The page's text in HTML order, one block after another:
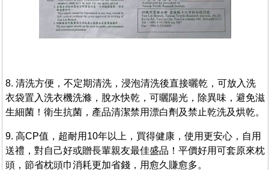
8. 清洗方便，不定期清洗，浸泡清洗後直接曬乾，可放入洗
衣袋置入洗衣機洗滌，脫水快乾，可曬陽光，除異味，避免滋
生細菌！衛生抗菌，產品清潔禁用漂白劑及禁止乾洗及烘乾。
9. 高CP值，超耐用10年以上，買得健康，使用更安心，自用
送禮，對自己好或贈長輩親友最佳盛品！平價好用可套原來枕
頭，節省枕頭巾消耗更加省錢，用愈久賺愈多。